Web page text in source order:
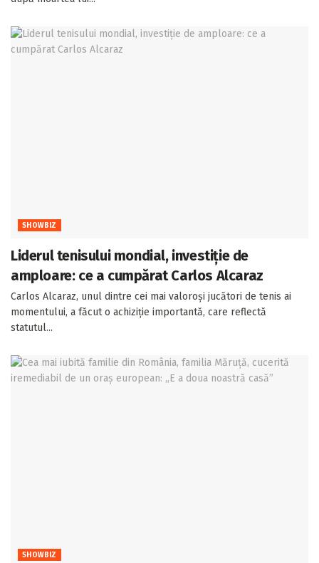
SHOWBIZ
Liderul tenisului mondial, investiție de
amploare: ce a cumpărat Carlos Alcaraz
Carlos Alcaraz, unul dintre cei mai valoroși jucători de tenis ai
momentului, a făcut o achiziție importantă, care reflectă
statutul...
SHOWBIZ